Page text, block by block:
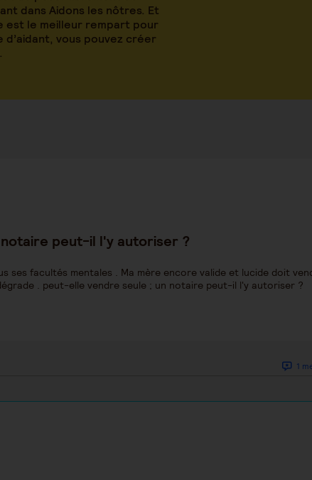
dans Aidons les nôtres. Et
est le meilleur rempart pour
vous pouvez créer
peut-il l'y autoriser ?
ses facultés mentales . Ma mère encore valide et lucide doit
. peut-elle vendre seule ; un notaire peut-il l'y autoriser ?
1